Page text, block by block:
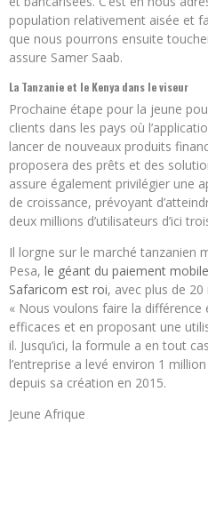
population relativement aisée et
que nous pourrons ensuite
assure Samer Saab.
La Tanzanie et le Kenya dans le viseur
Prochaine étape pour la jeune
clients dans les pays où
lancer de nouveaux produits
proposera des prêts et des
assure également privilégier une
de croissance, prévoyant
deux millions d’utilisateurs d’ici
Il lorgne sur le marché tanzanien
Pesa, le géant du paiement
Safaricom est roi, avec plus de 20
« Nous voulons faire la
efficaces et en proposant une
il. Jusqu’ici, la formule a en tout
l’entreprise a levé environ 1
depuis sa création en 2015.
Jeune Afrique